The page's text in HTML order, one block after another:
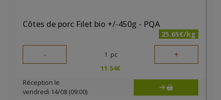
Côtes de porc Filet bio +/-450g - PQA
25.65€/kg
- 1 pc +
11.54€
Réception le
vendredi 14/08 (09:00)